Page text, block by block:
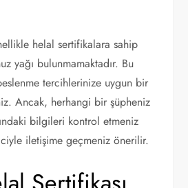
helal sertifikalara sahip
yağı bulunmamaktadır. Bu
tercihlerinize uygun bir
Ancak, herhangi bir şüpheniz
bilgileri kontrol etmeniz
iletişime geçmeniz önerilir.